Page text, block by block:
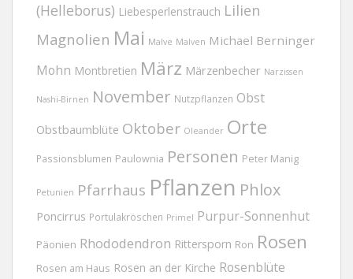
(Helleborus) Liebesperlenstrauch Lilien
Magnolien Mai Malve Malven Michael Berninger
Mohn Montbretien März Märzenbecher Narzissen
Nashi-Birnen November Nutzpflanzen Obst
Obstbaumblüte Oktober Oleander Orte
Passionsblumen Paulownia Personen Peter Manig
Petunien Pfarrhaus Pflanzen Phlox
Poncirrus Portulakröschen Primel Purpur-Sonnenhut
Päonien Rhododendron Rittersporn Ron Rosen
Rosen am Haus Rosen an der Kirche Rosenblüte